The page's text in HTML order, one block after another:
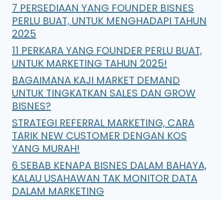
7 PERSEDIAAN YANG FOUNDER BISNES
PERLU BUAT, UNTUK MENGHADAPI TAHUN
2025
11 PERKARA YANG FOUNDER PERLU BUAT,
UNTUK MARKETING TAHUN 2025!
BAGAIMANA KAJI MARKET DEMAND
UNTUK TINGKATKAN SALES DAN GROW
BISNES?
STRATEGI REFERRAL MARKETING, CARA
TARIK NEW CUSTOMER DENGAN KOS
YANG MURAH!
6 SEBAB KENAPA BISNES DALAM BAHAYA,
KALAU USAHAWAN TAK MONITOR DATA
DALAM MARKETING